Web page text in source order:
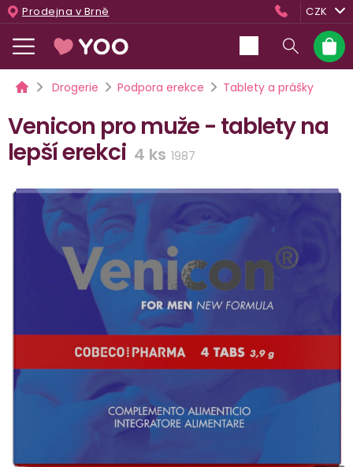
Přejít
na
obsah
Prodejna v Brně CZK
košík
DomůDrogerie Podpora erekce Tablety a prášky
Venicon pro muže - tablety na
lepší erekci 4 ks 1987